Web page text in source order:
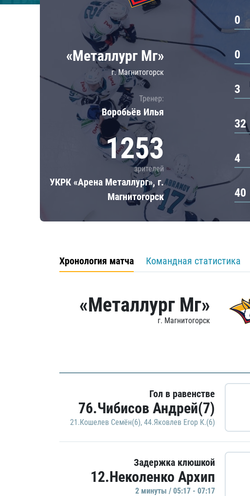
Локомотив
ЦСКА
Шанхайские Драконы
«Металлург Мг»
г. Магнитогорск
Тренер:
Воробьёв Илья
1253
зрителей
УКРК «Арена Металлург», г.
Магнитогорск
0
0
3
32
4
40
Хронология матча Командная статистика
«Металлург Мг»
г. Магнитогорск
Гол в равенстве
76.Чибисов Андрей(7)
21.Кошелев Семён(6), 44.Яковлев Егор К.(6)
Задержка клюшкой
12.Неколенко Архип
2 минуты / 05:17 - 07:17